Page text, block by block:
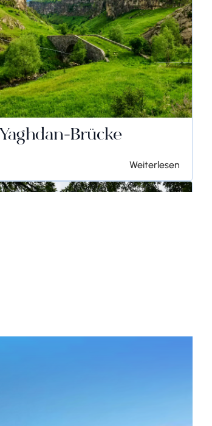
Yaghdan-Brücke
Weiterlesen